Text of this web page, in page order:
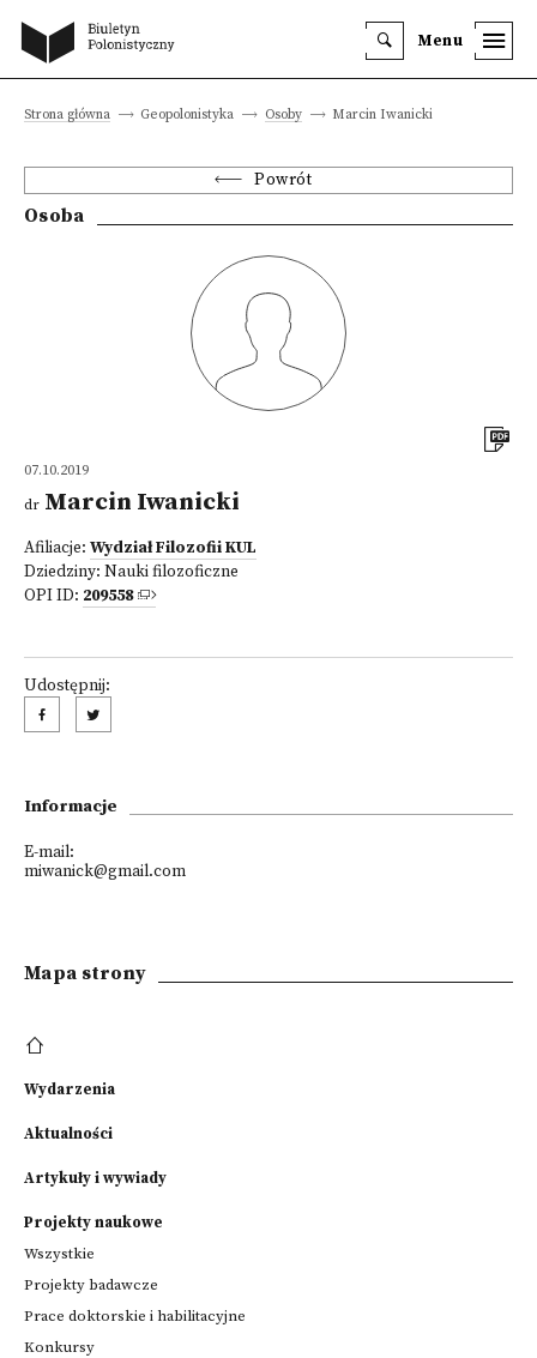
Menu
Strona główna Geopolonistyka Osoby Marcin Iwanicki
Powrót
Osoba
07.10.2019
dr Marcin Iwanicki
Afiliacje: Wydział Filozofii KUL
Dziedziny: Nauki filozoficzne
OPI ID: 209558
Udostępnij:
Informacje
E-mail:
miwanick@gmail.com
Mapa strony
Wydarzenia
Aktualności
Artykuły i wywiady
Projekty naukowe
Wszystkie
Projekty badawcze
Prace doktorskie i habilitacyjne
Konkursy